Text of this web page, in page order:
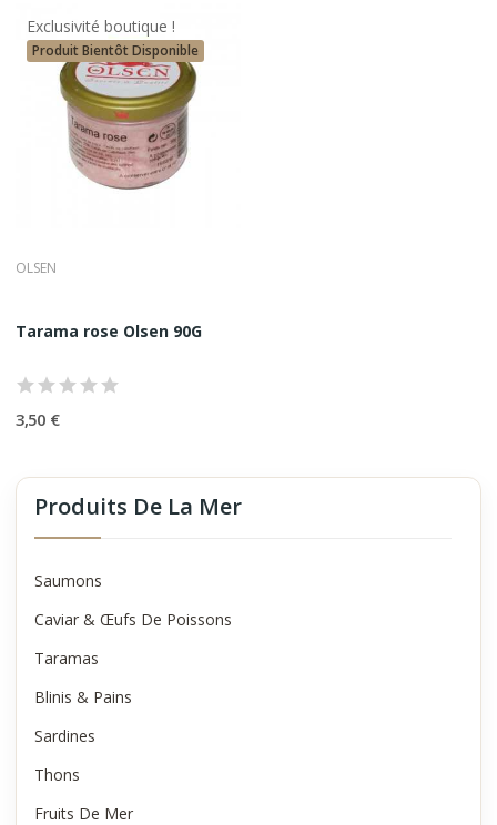
Produits De La Mer
Saumons
Caviar & Œufs De Poissons
Taramas
Blinis & Pains
Sardines
Thons
Fruits De Mer
Exclusivité boutique !
Produit Bientôt Disponible
OLSEN
Tarama rose Olsen 90G
3,50 €